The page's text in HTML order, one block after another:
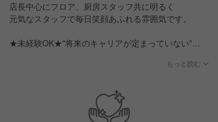
店長中心にフロア、厨房スタッフ共に明るく
元気なスタッフで毎日笑顔あふれる雰囲気です。
★未経験OK★"将来のキャリアが定まっていない”そ
■入社後のキャリアパスが多様であること。店長業務
行っても通用する能力です。
もっと読む